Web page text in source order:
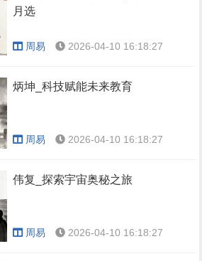
月选
周易 2026-04-10 16:18:27
炳坤_科技赋能未来教育
周易 2026-04-10 16:18:27
伟复_探索宇宙奥秘之旅
周易 2026-04-10 16:18:27